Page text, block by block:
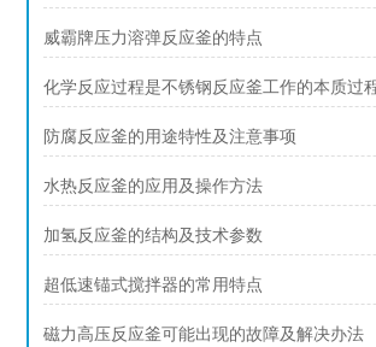
威霸牌压力溶弹反应釜的特点
化学反应过程是不锈钢反应釜工作的本质过
防腐反应釜的用途特性及注意事项
水热反应釜的应用及操作方法
加氢反应釜的结构及技术参数
超低速锚式搅拌器的常用特点
磁力高压反应釜可能出现的故障及解决办法